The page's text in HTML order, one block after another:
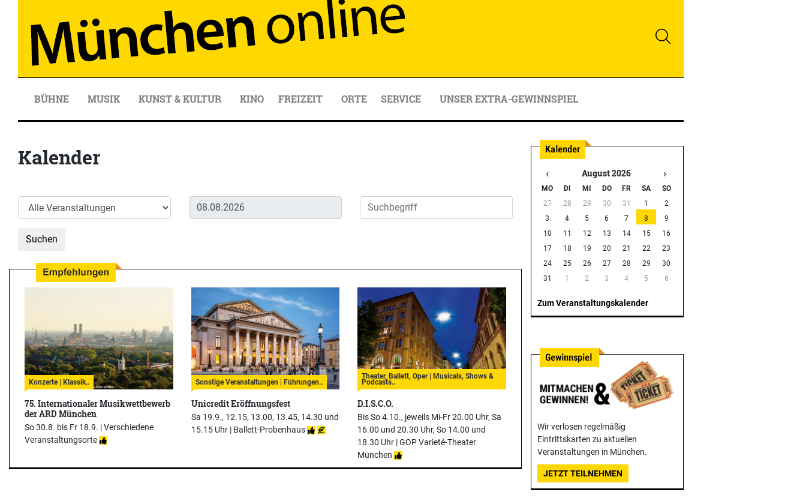
BÜHNE MUSIK KUNST & KULTUR KINO FREIZEIT ORTE SERVICE UNSER EXTRA-GEWINNSPIEL
Kalender
Konzerte | Klassik..
75. Internationaler Musikwettbewerb
der ARD München
So 30.8. bis Fr 18.9. |Verschiedene
Veranstaltungsorte
Sonstige Veranstaltungen | Führungen..
Unicredit Eröffnungsfest
Sa 19.9., 12.15, 13.00, 13.45, 14.30 und
15.15 Uhr | Ballett-Probenhaus
Theater, Ballett, Oper | Musicals, Shows &
Podcasts..
D.I.S.C.O.
Bis So 4.10., jeweils Mi-Fr 20.00 Uhr, Sa
16.00 und 20.30 Uhr, So 14.00 und
18.30 Uhr |GOP Varieté-Theater
München
‹ August 2026 ›
MO DI MI DO FR SA
SO
27
28 29 30 31 1
2
3
4 5 6 7 8
9
10
11 12 13 14 15
16
17
18 19 20 21 22
23
24
25 26 27 28 29
30
31
1 2 3 4 5 6
Zum Veranstaltungskalender
Wir verlosen regelmäßig
Eintrittskarten zu aktuellen
Veranstaltungen in München.
JETZT TEILNEHMEN